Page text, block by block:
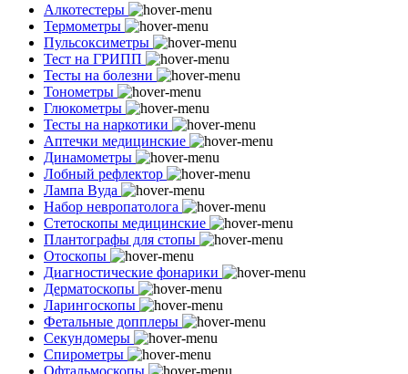
Алкотестеры
Термометры
Пульсоксиметры
Тест на ГРИПП
Тесты на болезни
Тонометры
Глюкометры
Тесты на наркотики
Аптечки медицинские
Динамометры
Лобный рефлектор
Лампа Вуда
Набор невропатолога
Стетоскопы медицинские
Плантографы для стопы
Отоскопы
Диагностические фонарики
Дерматоскопы
Ларингоскопы
Фетальные допплеры
Секундомеры
Спирометры
Офтальмоскопы